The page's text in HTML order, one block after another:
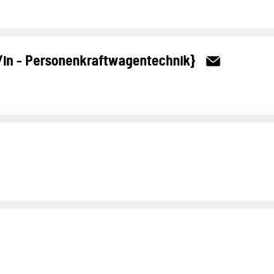
- Personenkraftwagentechnik}